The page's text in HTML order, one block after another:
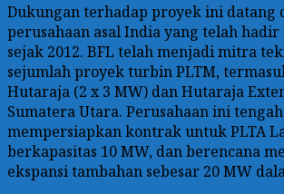
Dukungan terhadap proyek ini datang
perusahaan asal India yang telah
sejak 2012. BFL telah menjadi mitra
sejumlah proyek turbin PLTM,
Hutaraja (2 x 3 MW) dan Hutaraja
Sumatera Utara. Perusahaan ini tengah
mempersiapkan kontrak untuk PLTA
berkapasitas 10 MW, dan berencana
ekspansi tambahan sebesar 20 MW